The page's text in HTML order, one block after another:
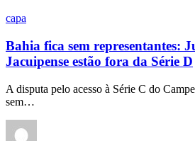
capa
Bahia fica sem representantes:
Jacuipense estão fora da Série D
A disputa pelo acesso à Série C do
sem…